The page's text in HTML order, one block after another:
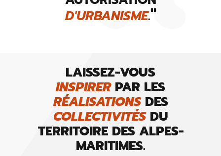
D'URBANISME."
LAISSEZ-VOUS
INSPIRERPAR LES
RÉALISATIONSDES
COLLECTIVITÉS DU
TERRITOIRE DES ALPES-
MARITIMES.